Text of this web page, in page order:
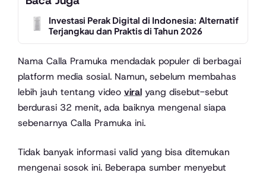
Investasi Perak Digital di Indonesia: Alternatif
Terjangkau dan Praktis di Tahun 2026
Nama Calla Pramuka mendadak populer di berbagai
platform media sosial. Namun, sebelum membahas
lebih jauh tentang video viral yang disebut-sebut
berdurasi 32 menit, ada baiknya mengenal siapa
sebenarnya Calla Pramuka ini.
Tidak banyak informasi valid yang bisa ditemukan
mengenai sosok ini. Beberapa sumber menyebut